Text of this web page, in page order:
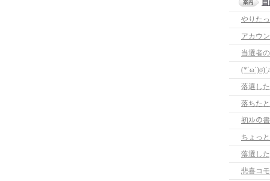
やりた
アカウ
当選者
落選し
落ちた
初ｽﾚの
ちょっ
落選し
悲喜コ